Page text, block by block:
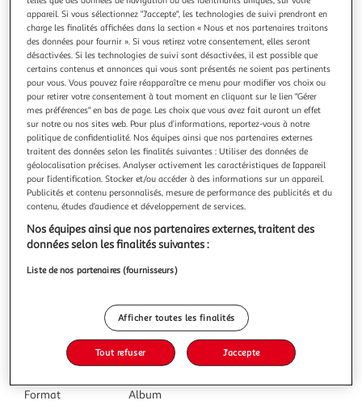
LE LIVRE DES ODEURS QUI PUENT, Mr Iwi
Un livre pour découvrir les drôles d'odeurs qui nous
entourent ! Et derrière le rabat, une odeur qui pue à
reconnaître ! Un livre des odeurs très rigolo, qui fera rire
petits et grands à coup sûr !Auteur : Mr Iwi Editeur : AUZOU
(EDITIONS)Date de parution : 18/06/2020Nombre de
pages : 14Dimensions :
En savoir +
Vous voulez connaître le prix de ce produit ?
Afficher le prix
Format
Album
appareil. Si vous sélectionnez "J'accepte", les technologies de suivi prendront en
charge les finalités affichées dans la section « Nous et nos partenaires traitons
des données pour fournir ». Si vous retirez votre consentement, elles seront
désactivées. Si les technologies de suivi sont désactivées, il est possible que
certains contenus et annonces qui vous sont présentés ne soient pas pertinents
pour vous. Vous pouvez faire réapparaître ce menu pour modifier vos choix ou
pour retirer votre consentement à tout moment en cliquant sur le lien "Gérer
mes préférences" en bas de page. Les choix que vous avez fait auront un effet
sur notre ou nos sites web. Pour plus d’informations, reportez-vous à notre
politique de confidentialité. Nos équipes ainsi que nos partenaires externes
traitent des données selon les finalités suivantes : Utiliser des données de
géolocalisation précises. Analyser activement les caractéristiques de l’appareil
pour l’identification. Stocker et/ou accéder à des informations sur un appareil.
Publicités et contenu personnalisés, mesure de performance des publicités et du
contenu, études d’audience et développement de services.
Nos équipes ainsi que nos partenaires externes, traitent des
données selon les finalités suivantes :
Liste de nos partenaires (fournisseurs)
Afficher toutes les finalités
Tout refuser J'accepte